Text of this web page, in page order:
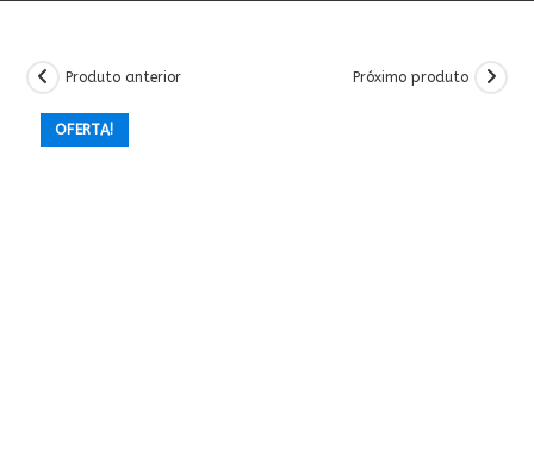
OFERTA!
Produto anterior Próximo produto